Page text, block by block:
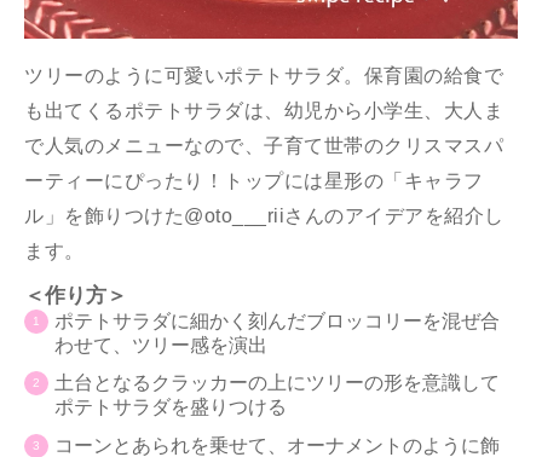
ツリーのように可愛いポテトサラダ。保育園の給食で
も出てくるポテトサラダは、幼児から小学生、大人ま
で人気のメニューなので、子育て世帯のクリスマスパ
ーティーにぴったり！トップには星形の「キャラフ
ル」を飾りつけた@oto___riiさんのアイデアを紹介し
ます。
＜作り方＞
ポテトサラダに細かく刻んだブロッコリーを混ぜ合
わせて、ツリー感を演出
土台となるクラッカーの上にツリーの形を意識して
ポテトサラダを盛りつける
コーンとあられを乗せて、オーナメントのように飾